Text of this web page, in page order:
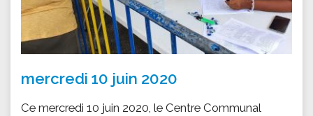
mercredi 10 juin 2020
Ce mercredi 10 juin 2020, le Centre Communal